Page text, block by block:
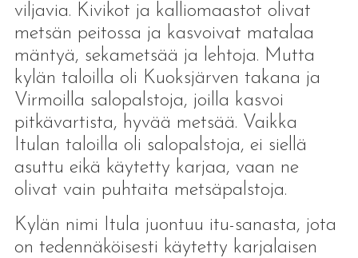
viljavia. Kivikot ja kalliomaastot olivat
metsän peitossa ja kasvoivat matalaa
mäntyä, sekametsää ja lehtoja. Mutta
kylän taloilla oli Kuoksjärven takana ja
Virmoilla salopalstoja, joilla kasvoi
pitkävartista, hyvää metsää. Vaikka
Itulan taloilla oli salopalstoja, ei siellä
asuttu eikä käytetty karjaa, vaan ne
olivat vain puhtaita metsäpalstoja.
Kylän nimi Itula juontuu itu-sanasta, jota
on tedennäköisesti käytetty karjalaisen